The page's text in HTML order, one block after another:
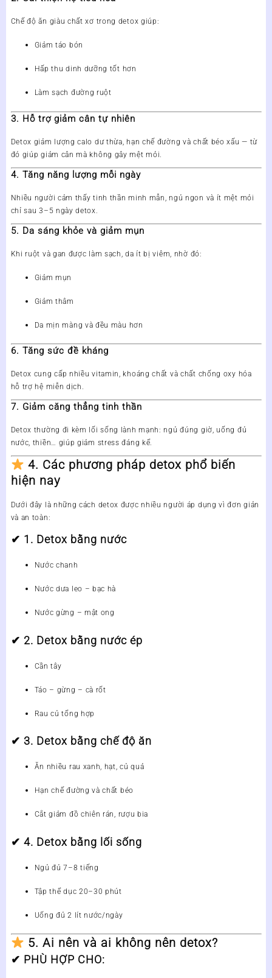
Chế độ ăn giàu chất xơ trong detox giúp:
Giảm táo bón
Hấp thu dinh dưỡng tốt hơn
Làm sạch đường ruột
3. Hỗ trợ giảm cân tự nhiên
Detox giảm lượng calo dư thừa, hạn chế đường và chất béo xấu — từ
đó giúp giảm cân mà không gây mệt mỏi.
4. Tăng năng lượng mỗi ngày
Nhiều người cảm thấy tinh thần minh mẫn, ngủ ngon và ít mệt mỏi
chỉ sau 3–5 ngày detox.
5. Da sáng khỏe và giảm mụn
Khi ruột và gan được làm sạch, da ít bị viêm, nhờ đó:
Giảm mụn
Giảm thâm
Da mịn màng và đều màu hơn
6. Tăng sức đề kháng
Detox cung cấp nhiều vitamin, khoáng chất và chất chống oxy hóa
hỗ trợ hệ miễn dịch.
7. Giảm căng thẳng tinh thần
Detox thường đi kèm lối sống lành mạnh: ngủ đúng giờ, uống đủ
nước, thiền… giúp giảm stress đáng kể.
4. Các phương pháp detox phổ biến
hiện nay
Dưới đây là những cách detox được nhiều người áp dụng vì đơn giản
và an toàn:
✔ 1. Detox bằng nước
Nước chanh
Nước dưa leo – bạc hà
Nước gừng – mật ong
✔ 2. Detox bằng nước ép
Cần tây
Táo – gừng – cà rốt
Rau củ tổng hợp
✔ 3. Detox bằng chế độ ăn
Ăn nhiều rau xanh, hạt, củ quả
Hạn chế đường và chất béo
Cắt giảm đồ chiên rán, rượu bia
✔ 4. Detox bằng lối sống
Ngủ đủ 7–8 tiếng
Tập thể dục 20–30 phút
Uống đủ 2 lít nước/ngày
5. Ai nên và ai không nên detox?
✔ PHÙ HỢP CHO: